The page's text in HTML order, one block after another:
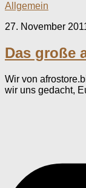
Allgemein
27. November
Das große
Wir von
wir uns gedacht,